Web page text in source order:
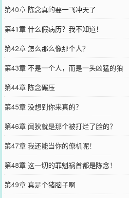
第40章 陈念真的要一飞冲天了
第41章 什么假病历？我不知道！
第42章 怎么那么像那个人？
第43章 不是一个人，而是一头凶猛的狼
第44章 陈念碾压
第45章 没想到你来真的？
第46章 闻狄就是那个被打烂了脸的？
第47章 我还能当你的僚机呢！
第48章 这一切的罪魁祸首都是陈念！
第49章 真是个猪脑子啊